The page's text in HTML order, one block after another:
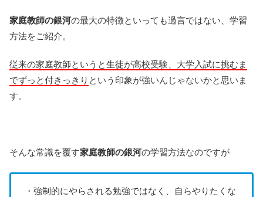
家庭教師の銀河の最大の特徴といっても過言ではない、学習
方法をご紹介。
従来の家庭教師というと生徒が高校受験、大学入試に挑むま
でずっと付きっきり という印象が強いんじゃないかと思いま
す。
そんな常識を覆す家庭教師の銀河の学習方法なのですが
・強制的にやらされる勉強ではなく、自らやりたくな